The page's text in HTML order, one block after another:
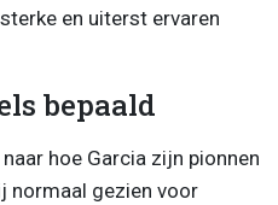
en uiterst ervaren
bepaald
hoe Garcia zijn pionnen
normaal gezien voor